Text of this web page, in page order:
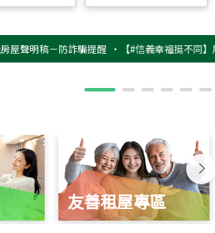
稿－防詐騙提醒 ‧【#信義幸福挺不同】用實力
友善租屋專區